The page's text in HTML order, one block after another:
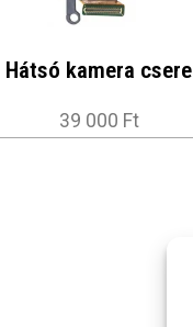
Hátsó kamera csere
39 000 Ft